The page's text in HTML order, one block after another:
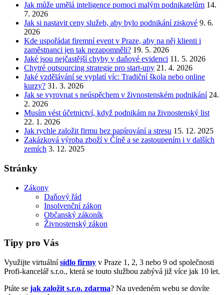
Jak může umělá inteligence pomoci malým podnikatelům 14.
7. 2026
Jak si nastavit ceny služeb, aby bylo podnikání ziskové 9. 6.
2026
Kde uspořádat firemní event v Praze, aby na něj klienti i
zaměstnanci jen tak nezapomněli? 19. 5. 2026
Jaké jsou nejčastější chyby v daňové evidenci 11. 5. 2026
Chytré outsourcing strategie pro start-upy 21. 4. 2026
Jaké vzdělávání se vyplatí víc: Tradiční škola nebo online
kurzy? 31. 3. 2026
Jak se vyrovnat s neúspěchem v živnostenském podnikání 24.
2. 2026
Musím vést účetnictví, když podnikám na živnostenský list
22. 1. 2026
Jak rychle založit firmu bez papírování a stresu 15. 12. 2025
Zakázková výroba zboží v Číně a se zastoupením i v dalších
zemích 3. 12. 2025
Stránky
Zákony
Daňový řád
Insolvenční zákon
Občanský zákoník
Živnostenský zákon
Tipy pro Vás
Využijte virtuálnísídlo firmy v Praze 1, 2, 3 nebo 9 od společnosti
Profi-kancelář s.r.o., která se touto službou zabývá již více jak 10 let.
Ptáte se jak založit s.r.o. zdarma? Na uvedeném webu se dovíte